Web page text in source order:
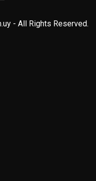
- All Rights Reserved.